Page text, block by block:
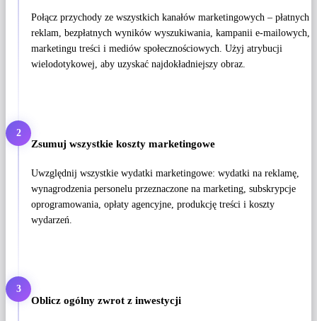
Połącz przychody ze wszystkich kanałów marketingowych – płatnych
reklam, bezpłatnych wyników wyszukiwania, kampanii e-mailowych,
marketingu treści i mediów społecznościowych. Użyj atrybucji
wielodotykowej, aby uzyskać najdokładniejszy obraz.
2
Zsumuj wszystkie koszty marketingowe
Uwzględnij wszystkie wydatki marketingowe: wydatki na reklamę,
wynagrodzenia personelu przeznaczone na marketing, subskrypcje
oprogramowania, opłaty agencyjne, produkcję treści i koszty
wydarzeń.
3
Oblicz ogólny zwrot z inwestycji